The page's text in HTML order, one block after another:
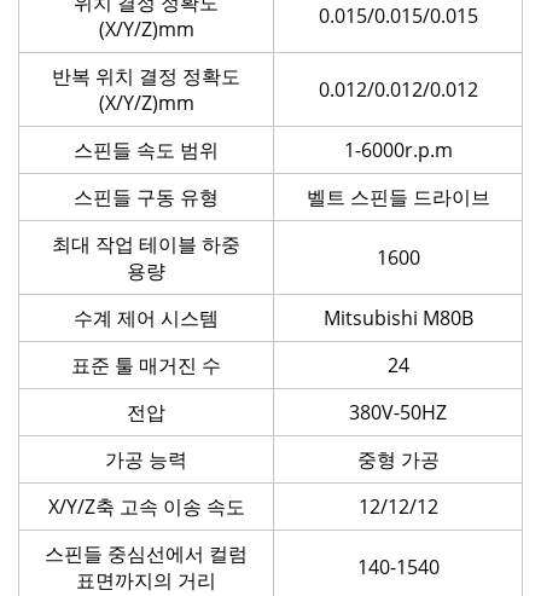
(X/Y/Z)mm
0.015/0.015/0.015
반복 위치 결정 정확도
(X/Y/Z)mm
0.012/0.012/0.012
스핀들 속도 범위
1-6000r.p.m
스핀들 구동 유형
벨트 스핀들 드라이브
최대 작업 테이블 하중
용량
1600
수계 제어 시스템
Mitsubishi M80B
표준 툴 매거진 수
24
전압
380V-50HZ
가공 능력
중형 가공
X/Y/Z축 고속 이송 속도
12/12/12
스핀들 중심선에서 컬럼
표면까지의 거리
140-1540